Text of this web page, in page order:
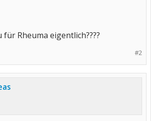
für Rheuma eigentlich????
#2